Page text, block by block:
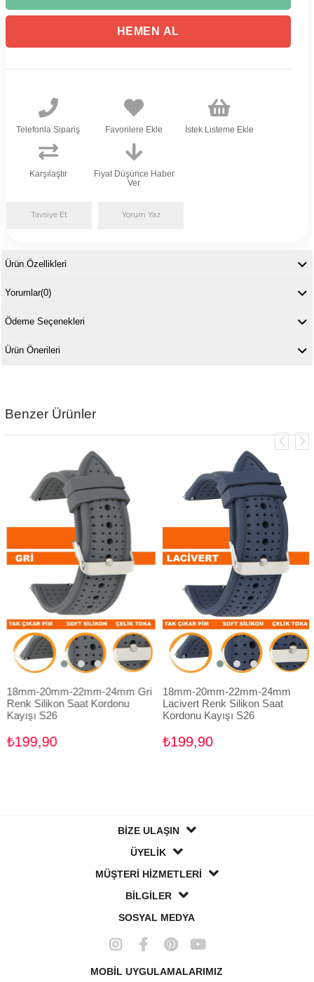
Telefonla Sipariş Favorilere Ekle İstek Listeme Ekle
Karşılaştır
Fiyat Düşünce Haber
Ver
Tavsiye Et Yorum Yaz
Ürün Özellikleri
Yorumlar(0)
Ödeme Seçenekleri
Ürün Önerileri
Benzer Ürünler
20mm-22mm-24mm Gri
Saat Kordonu
S26
18mm-20mm-22mm-24mm
Lacivert Renk Silikon Saat
Kordonu Kayışı S26
₺199,90
BİZE ULAŞIN
ÜYELİK
MÜŞTERİ HİZMETLERİ
BİLGİLER
SOSYAL MEDYA
MOBİL UYGULAMALARIMIZ